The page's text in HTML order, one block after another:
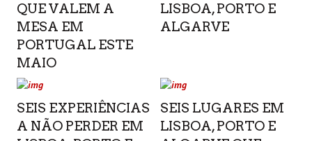
QUE VALEM A
MESA EM
PORTUGAL ESTE
MAIO
LISBOA, PORTO E
ALGARVE
SEIS EXPERIÊNCIAS
A NÃO PERDER EM
SEIS LUGARES EM
LISBOA, PORTO E